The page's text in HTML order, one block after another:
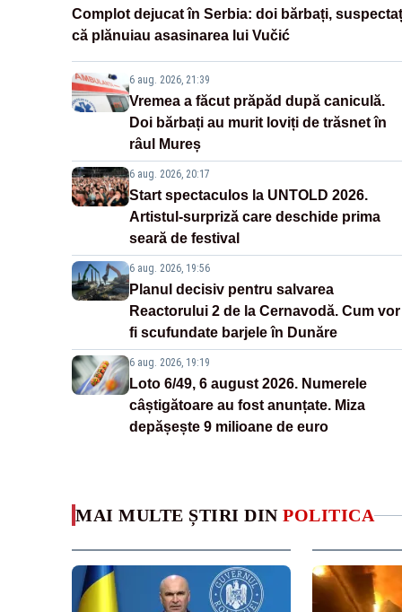
Complot dejucat în Serbia: doi bărbați,
că plănuiau asasinarea lui Vučić
6 aug. 2026, 21:39
Vremea a făcut prăpăd după caniculă.
Doi bărbați au murit loviți de trăsnet în
râul Mureș
6 aug. 2026, 20:17
Start spectaculos la UNTOLD 2026.
Artistul-surpriză care deschide prima
seară de festival
6 aug. 2026, 19:56
Planul decisiv pentru salvarea
Reactorului 2 de la Cernavodă. Cum vor
fi scufundate barjele în Dunăre
6 aug. 2026, 19:19
Loto 6/49, 6 august 2026. Numerele
câștigătoare au fost anunțate. Miza
depășește 9 milioane de euro
MAI MULTE ȘTIRI DIN POLITICA